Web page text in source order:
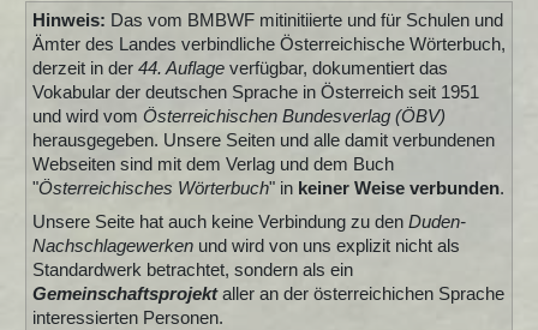
Hinweis: Das vom BMBWF mitinitiierte und für Schulen und
Ämter des Landes verbindliche Österreichische Wörterbuch,
derzeit in der 44. Auflageverfügbar, dokumentiert das
Vokabular der deutschen Sprache in Österreich seit 1951
und wird vom Österreichischen Bundesverlag (ÖBV)
herausgegeben. Unsere Seiten und alle damit verbundenen
Webseiten sind mit dem Verlag und dem Buch
"Österreichisches Wörterbuch" in keiner Weise verbunden.
Unsere Seite hat auch keine Verbindung zu den Duden-
Nachschlagewerkenund wird von uns explizit nicht als
Standardwerk betrachtet, sondern als ein
Gemeinschaftsprojektaller an der österreichichen Sprache
interessierten Personen.